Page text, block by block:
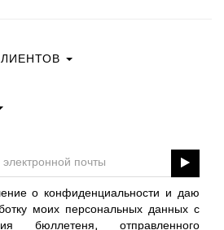
Размера
Файлов Cookie
о конфиденциальности и даю
моих персональных данных с